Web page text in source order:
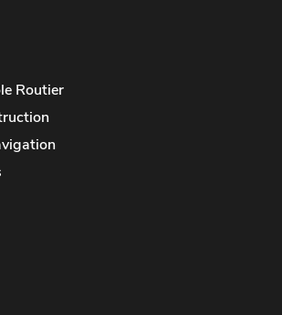
Routier